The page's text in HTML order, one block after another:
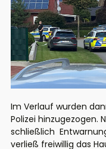
Im Verlauf wurden
Polizei hinzugezogen.
schließlich
verließ freiwillig das